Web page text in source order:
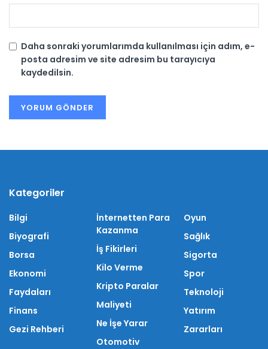
Daha sonraki yorumlarımda kullanılması için adım, e-
posta adresim ve site adresim bu tarayıcıya
kaydedilsin.
Kategoriler
Bilgi
Biyografi
Borsa
Ekonomi
Faydaları
Finans
Gezi Rehberi
İnternetten Para
Kazanma
İş Fikirleri
Kilo Verme
Kripto Paralar
Maliyeti
Ne İşe Yarar
Otomotiv
Oyun
Sağlık
Sigorta
Spor
Teknoloji
Yatırım
Zararları